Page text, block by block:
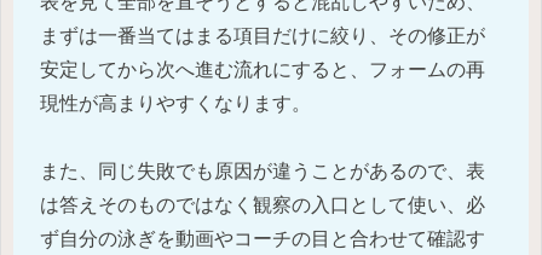
まずは一番当てはまる項目だけに絞り、その修正が
安定してから次へ進む流れにすると、フォームの再
現性が高まりやすくなります。
また、同じ失敗でも原因が違うことがあるので、表
は答えそのものではなく観察の入口として使い、必
ず自分の泳ぎを動画やコーチの目と合わせて確認す